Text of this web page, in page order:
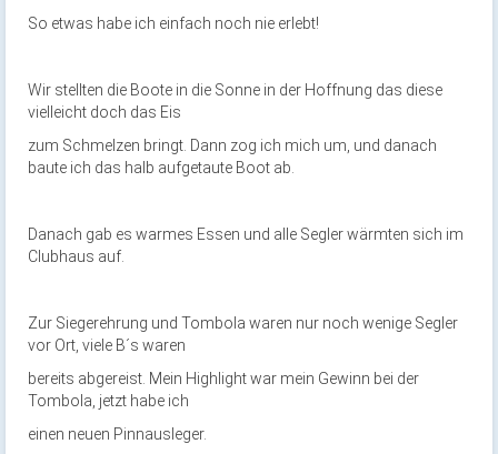
So etwas habe ich einfach noch nie erlebt!
Wir stellten die Boote in die Sonne in der Hoffnung das diese
vielleicht doch das Eis
zum Schmelzen bringt. Dann zog ich mich um, und danach
baute ich das halb aufgetaute Boot ab.
Danach gab es warmes Essen und alle Segler wärmten sich im
Clubhaus auf.
Zur Siegerehrung und Tombola waren nur noch wenige Segler
vor Ort, viele B´s waren
bereits abgereist. Mein Highlight war mein Gewinn bei der
Tombola, jetzt habe ich
einen neuen Pinnausleger.